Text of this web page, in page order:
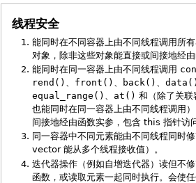
线程安全
能同时在不同容器上由不同线程调用所
对象，除非这些对象能直接或间接地经
能同时在同一容器上由不同线程调用
rend()
front() back() data()
equal_range()
at() 和（除了关联
也能同时在同一容器上由不同线程调用
间接地经由函数实参，包含 this 指针访问
同一容器中不同元素能由不同线程同时
vector 能从多个线程接收值）。
迭代器操作（例如自增迭代器）读但不
函数，或读取元素一起同时执行。会使